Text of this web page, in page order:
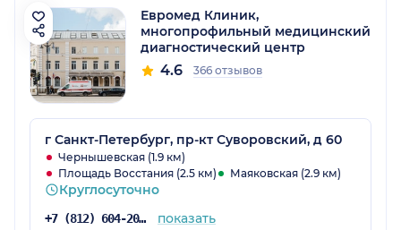
Евромед Клиник,
многопрофильный медицинский
диагностический центр
4.6 366 отзывов
г Санкт-Петербург, пр-кт Суворовский, д 60
Чернышевская (1.9 км)
Площадь Восстания (2.5 км)
Маяковская (2.9 км)
Круглосуточно
+7 (812) 604-20-06 показать